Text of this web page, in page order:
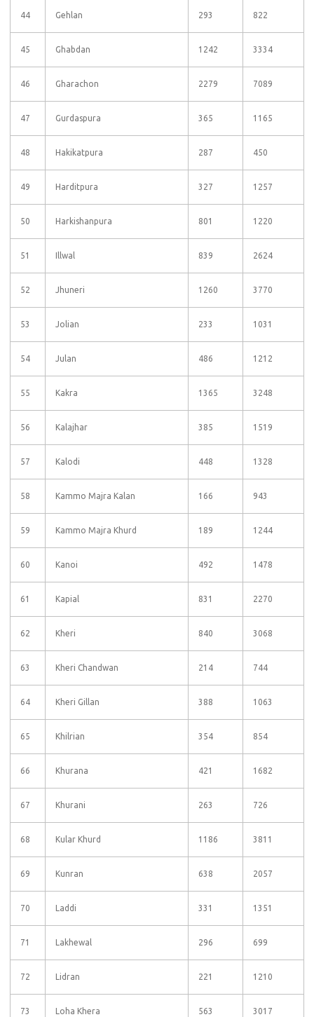
44 Gehlan 293 822
45 Ghabdan 1242 3334
46 Gharachon 2279 7089
47 Gurdaspura 365 1165
48 Hakikatpura 287 450
49 Harditpura 327 1257
50 Harkishanpura 801 1220
51 Illwal 839 2624
52 Jhuneri 1260 3770
53 Jolian 233 1031
54 Julan 486 1212
55 Kakra 1365 3248
56 Kalajhar 385 1519
57 Kalodi 448 1328
58 Kammo Majra Kalan 166 943
59 Kammo Majra Khurd 189 1244
60 Kanoi 492 1478
61 Kapial 831 2270
62 Kheri 840 3068
63 Kheri Chandwan 214 744
64 Kheri Gillan 388 1063
65 Khilrian 354 854
66 Khurana 421 1682
67 Khurani 263 726
68 Kular Khurd 1186 3811
69 Kunran 638 2057
70 Laddi 331 1351
71 Lakhewal 296 699
72 Lidran 221 1210
73 Loha Khera 563 3017